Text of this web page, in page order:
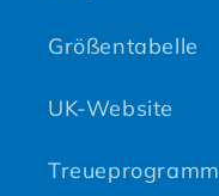
Größentabelle
UK-Website
Treueprogramm